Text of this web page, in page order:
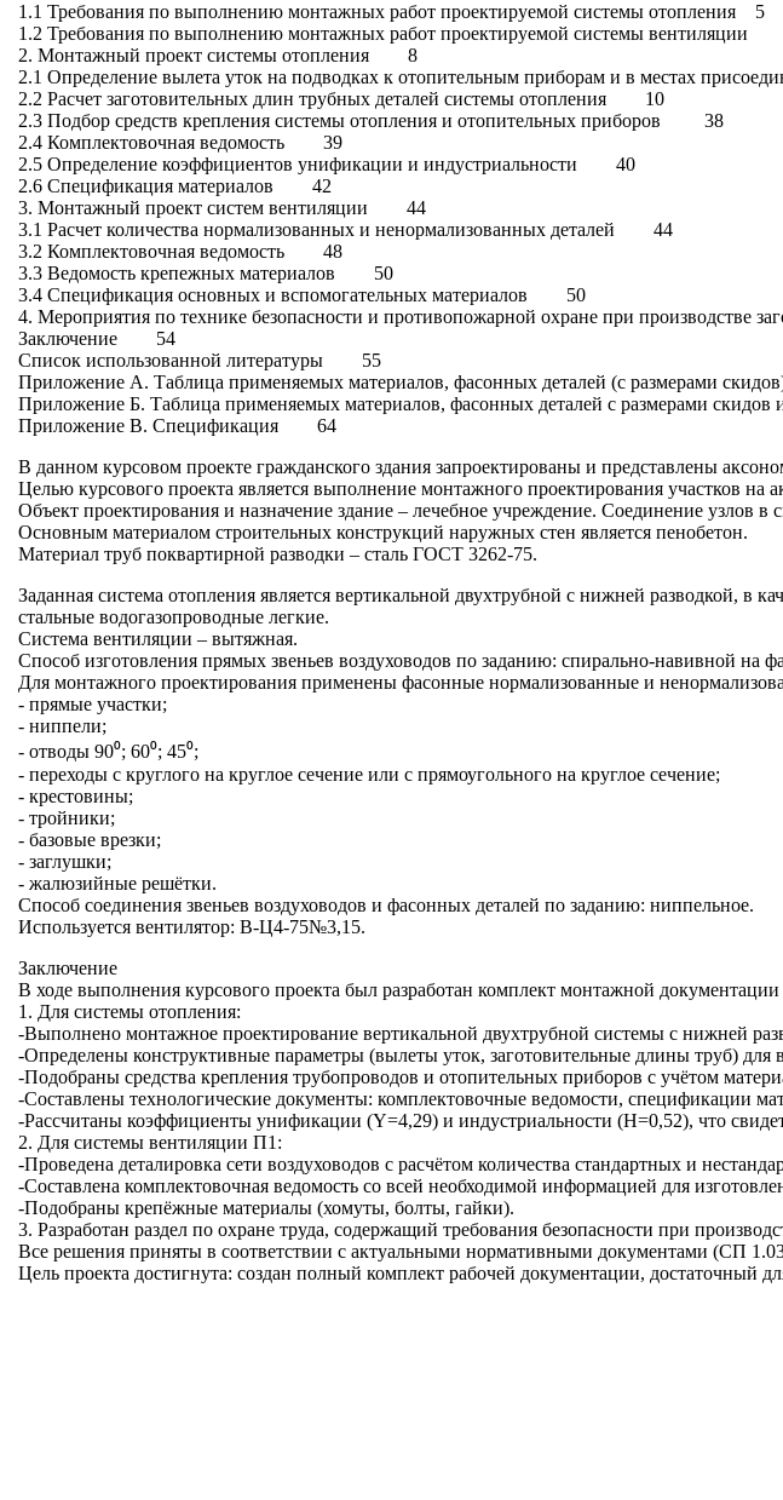
1.1 Требования по выполнению монтажных работ проектируемой системы отопления 5
1.2 Требования по выполнению монтажных работ проектируемой системы
2. Монтажный проект системы отопления 8
2.1 Определение вылета уток на подводках к отопительным приборам и в местах
2.2 Расчет заготовительных длин трубных деталей системы отопления 10
2.3 Подбор средств крепления системы отопления и отопительных приборов 38
2.4 Комплектовочная ведомость 39
2.5 Определение коэффициентов унификации и индустриальности 40
2.6 Спецификация материалов 42
3. Монтажный проект систем вентиляции 44
3.1 Расчет количества нормализованных и ненормализованных деталей 44
3.2 Комплектовочная ведомость 48
3.3 Ведомость крепежных материалов 50
3.4 Спецификация основных и вспомогательных материалов 50
4. Мероприятия по технике безопасности и противопожарной охране при производстве
Заключение 54
Список использованной литературы 55
Приложение А. Таблица применяемых материалов, фасонных деталей (с размерами
Приложение Б. Таблица применяемых материалов, фасонных деталей с размерами
Приложение В. Спецификация 64
В данном курсовом проекте гражданского здания запроектированы и представлены
Целью курсового проекта является выполнение монтажного проектирования участков
Объект проектирования и назначение здание – лечебное учреждение. Соединение узлов
Основным материалом строительных конструкций наружных стен является пенобетон.
Материал труб поквартирной разводки – сталь ГОСТ 3262-75.
Заданная система отопления является вертикальной двухтрубной с нижней разводкой, в
стальные водогазопроводные легкие.
Система вентиляции – вытяжная.
Способ изготовления прямых звеньев воздуховодов по заданию: спирально-навивной на
Для монтажного проектирования применены фасонные нормализованные и
- прямые участки;
- ниппели;
- отводы 90⁰; 60⁰; 45⁰;
- переходы с круглого на круглое сечение или с прямоугольного на круглое сечение;
- крестовины;
- тройники;
- базовые врезки;
- заглушки;
- жалюзийные решётки.
Способ соединения звеньев воздуховодов и фасонных деталей по заданию: ниппельное.
Используется вентилятор: В-Ц4-75№3,15.
Заключение
В ходе выполнения курсового проекта был разработан комплект монтажной
1. Для системы отопления:
-Выполнено монтажное проектирование вертикальной двухтрубной системы с нижней
-Определены конструктивные параметры (вылеты уток, заготовительные длины труб) для
-Подобраны средства крепления трубопроводов и отопительных приборов с учётом
-Составлены технологические документы: комплектовочные ведомости, спецификации
-Рассчитаны коэффициенты унификации (Y=4,29) и индустриальности (H=0,52), что
2. Для системы вентиляции П1:
-Проведена деталировка сети воздуховодов с расчётом количества стандартных и
-Составлена комплектовочная ведомость со всей необходимой информацией для
-Подобраны крепёжные материалы (хомуты, болты, гайки).
3. Разработан раздел по охране труда, содержащий требования безопасности при
Все решения приняты в соответствии с актуальными нормативными документами (СП
Цель проекта достигнута: создан полный комплект рабочей документации, достаточный